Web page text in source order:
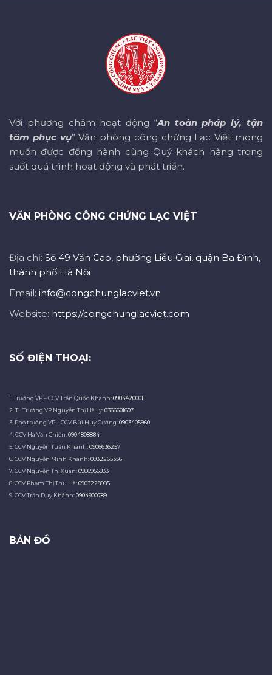
Với phương châm hoạt động “An toàn pháp lý, tận
tâm phục vụ” Văn phòng công chứng Lạc Việt mong
muốn được đồng hành cùng Quý khách hàng trong
suốt quá trình hoạt động và phát triển.
VĂN PHÒNG CÔNG CHỨNG LẠC VIỆT
Địa chỉ: Số 49 Văn Cao, phường Liễu Giai, quận Ba Đình,
thành phố Hà Nội
Email: info@congchunglacviet.vn
Website: https://congchunglacviet.com
SỐ ĐIỆN THOẠI:
1. Trưởng VP – CCV Trần Quốc Khánh:0903420001
2. TL Trưởng VP Nguyễn Thị Hà Ly:0366601697
3. Phó trưởng VP – CCV Bùi Huy Cường:0903405960
4. CCV Hà Văn Chiến:0904808884
5. CCV Nguyễn Tuấn Khanh:0906636257
6. CCV Nguyễn Minh Khánh:0932265356
7. CCV Nguyễn Thị Xuân:0986956833
8. CCV Phạm Thị Thu Hà:0903228985
9. CCV Trần Duy Khánh:0904900789
BẢN ĐỒ